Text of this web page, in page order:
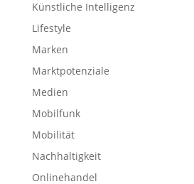
Künstliche Intelligenz
Lifestyle
Marken
Marktpotenziale
Medien
Mobilfunk
Mobilität
Nachhaltigkeit
Onlinehandel